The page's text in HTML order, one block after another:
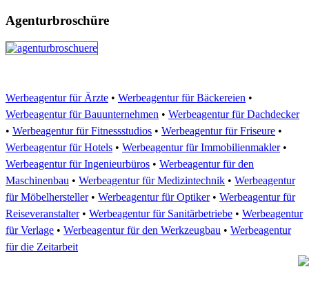
Agenturbroschüre
Werbeagentur für Ärzte • Werbeagentur für Bäckereien •
Werbeagentur für Bauunternehmen • Werbeagentur für Dachdecker
• Werbeagentur für Fitnessstudios • Werbeagentur für Friseure •
Werbeagentur für Hotels • Werbeagentur für Immobilienmakler•
Werbeagentur für Ingenieurbüros • Werbeagentur für den
Maschinenbau • Werbeagentur für Medizintechnik • Werbeagentur
für Möbelhersteller• Werbeagentur für Optiker• Werbeagentur für
Reiseveranstalter• Werbeagentur für Sanitärbetriebe • Werbeagentur
für Verlage • Werbeagentur für den Werkzeugbau • Werbeagentur
für die Zeitarbeit